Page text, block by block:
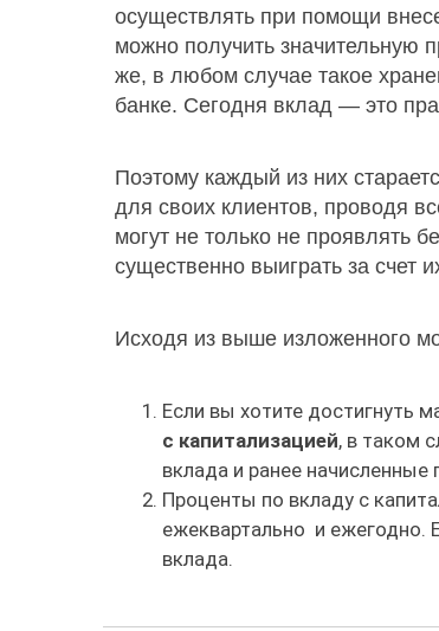
осуществлять при помощи
можно получить значительную
же, в любом случае такое
банке. Сегодня вклад — это
Поэтому каждый из них
для своих клиентов, проводя
могут не только не проявлять
существенно выиграть за счет
Исходя из выше изложенного
Если вы хотите достигнуть
с капитализацией, в таком
вклада и ранее начисленные
Проценты по вкладу с
ежеквартально и ежегодно.
вклада.